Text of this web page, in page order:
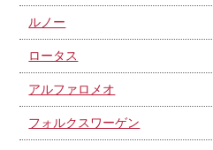
ルノー
ロータス
アルファロメオ
フォルクスワーゲン